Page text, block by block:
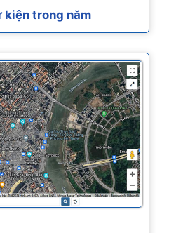
kiện trong năm